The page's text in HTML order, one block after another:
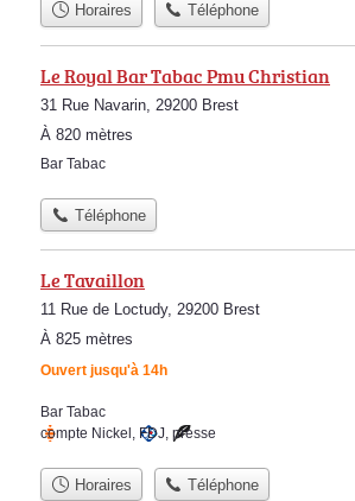
Horaires Téléphone
Le Royal Bar Tabac Pmu Christian
31 Rue Navarin, 29200 Brest
À 820 mètres
Bar Tabac
Téléphone
Le Tavaillon
11 Rue de Loctudy, 29200 Brest
À 825 mètres
Ouvert jusqu'à 14h
Bar Tabac
compte Nickel, FDJ, presse
Horaires Téléphone